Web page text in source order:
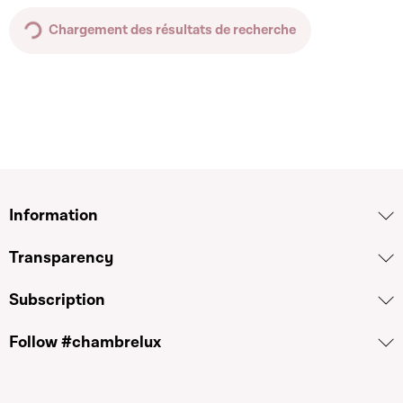
Chargement des résultats de recherche
Information
Transparency
Subscription
Follow #chambrelux